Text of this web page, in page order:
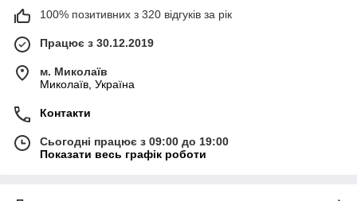
100% позитивних з 320 відгуків за рік
Працює з 30.12.2019
м. Миколаїв
Миколаїв, Україна
Контакти
Сьогодні працює з 09:00 до 19:00
Показати весь графік роботи